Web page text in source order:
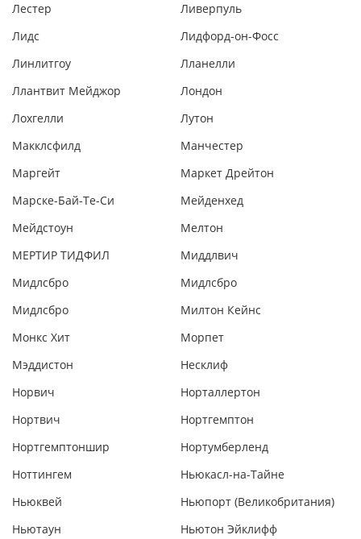
Лестер
Ливерпуль
Лидс
Лидфорд-он-Фосс
Линлитгоу
Лланелли
Ллантвит Мейджор
Лондон
Лохгелли
Лутон
Макклсфилд
Манчестер
Маргейт
Маркет Дрейтон
Марске-Бай-Те-Си
Мейденхед
Мейдстоун
Мелтон
МЕРТИР ТИДФИЛ
Миддлвич
Мидлсбро
Мидлсбро
Мидлсбро
Милтон Кейнс
Монкс Хит
Морпет
Мэддистон
Несклиф
Норвич
Норталлертон
Нортвич
Нортгемптон
Нортгемптоншир
Нортумберленд
Ноттингем
Ньюкасл-на-Тайне
Ньюквей
Ньюпорт (Великобритания)
Ньютаун
Ньютон Эйклифф